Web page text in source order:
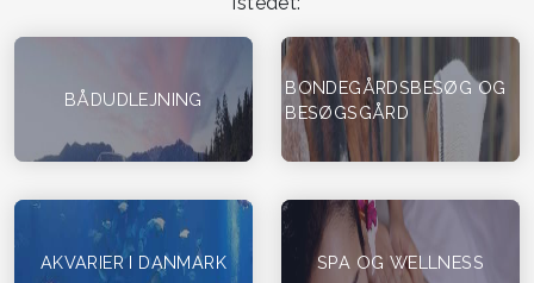
BÅDUDLEJNING
BONDEGÅRDSBESØG OG
BESØGSGÅRD
AKVARIER I DANMARK SPA OG WELLNESS